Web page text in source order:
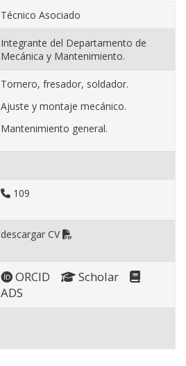
Técnico Asociado
Integrante del Departamento de
Mecánica y Mantenimiento.
Tornero, fresador, soldador.
Ajuste y montaje mecánico.
Mantenimiento general.
109
descargar CV
ORCID
Scholar
ADS